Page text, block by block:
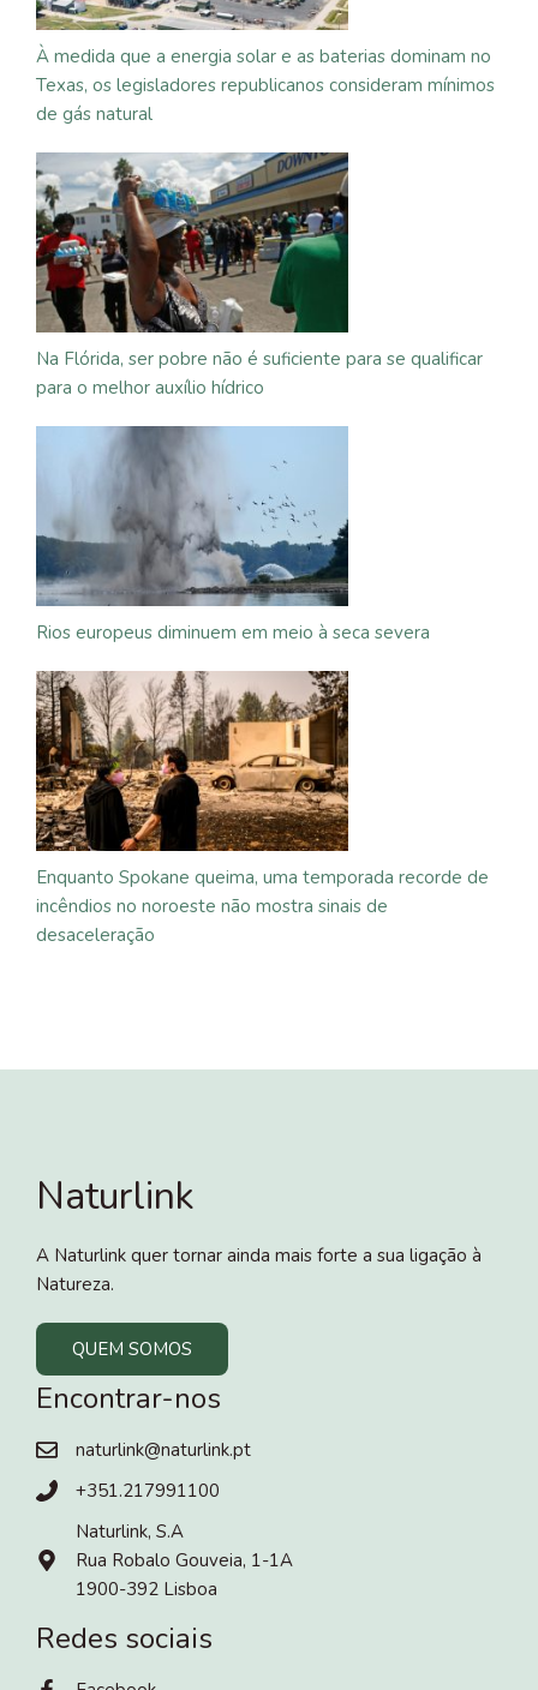
À medida que a energia solar e as baterias dominam no
Texas, os legisladores republicanos consideram mínimos
de gás natural
Na Flórida, ser pobre não é suficiente para se qualificar
para o melhor auxílio hídrico
Rios europeus diminuem em meio à seca severa
Enquanto Spokane queima, uma temporada recorde de
incêndios no noroeste não mostra sinais de
desaceleração
Naturlink
A Naturlink quer tornar ainda mais forte a sua ligação à
Natureza.
QUEM SOMOS
Encontrar-nos
naturlink@naturlink.pt
+351.217991100
Naturlink, S.A
Rua Robalo Gouveia, 1-1A
1900-392 Lisboa
Redes sociais